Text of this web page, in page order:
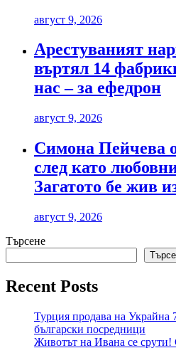
август 9, 2026
Арестуваният
въртял 14
нас – за ефедрон
август 9, 2026
Симона Пейчева
след като
Загатото бе жив
август 9, 2026
Търсене
Recent Posts
Турция продава на Украйна
български посредници
Животът на Ивана се срути!